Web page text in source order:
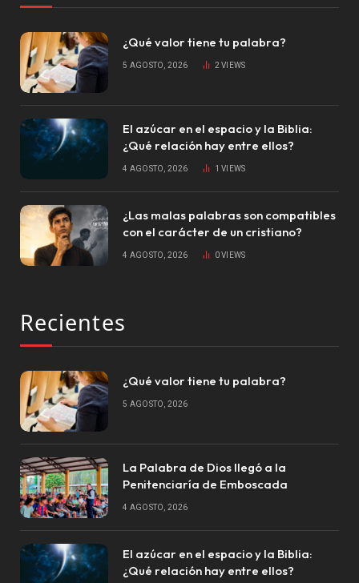
¿Qué valor tiene tu palabra?
5 AGOSTO, 2026 2VIEWS
El azúcar en el espacio y la Biblia:
¿Qué relación hay entre ellos?
4 AGOSTO, 2026 1VIEWS
¿Las malas palabras son compatibles
con el carácter de un cristiano?
4 AGOSTO, 2026 0VIEWS
Recientes
¿Qué valor tiene tu palabra?
5 AGOSTO, 2026
La Palabra de Dios llegó a la
Penitenciaría de Emboscada
4 AGOSTO, 2026
El azúcar en el espacio y la Biblia:
¿Qué relación hay entre ellos?